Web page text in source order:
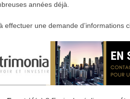
années déjà.
effectuer une demande d’informations